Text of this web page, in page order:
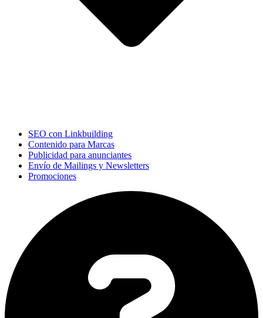
SEO con Linkbuilding
Contenido para Marcas
Publicidad para anunciantes
Envío de Mailings y Newsletters
Promociones